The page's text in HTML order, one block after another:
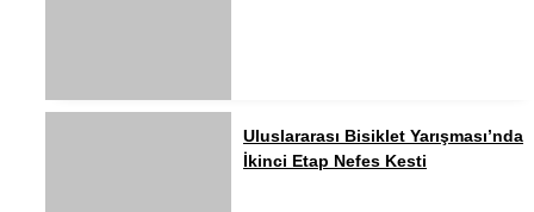
Uluslararası Bisiklet Yarışması’nda
İkinci Etap Nefes Kesti